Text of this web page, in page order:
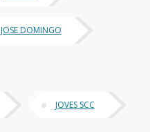
JOSE DOMINGO
JOVES SCC